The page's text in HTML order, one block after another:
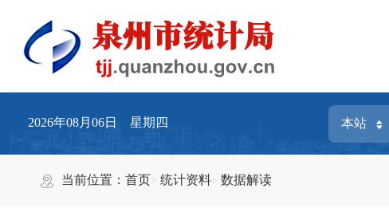
2026年08月06日 星期四
当前位置：首页 统计资料 数据解读